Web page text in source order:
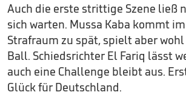
Auch die erste strittige Szene ließ
sich warten. Mussa Kaba kommt
Strafraum zu spät, spielt aber wohl
Ball. Schiedsrichter El Fariq lässt
auch eine Challenge bleibt aus.
Glück für Deutschland.